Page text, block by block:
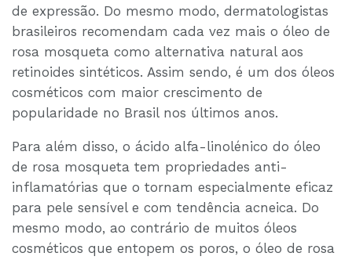
de expressão. Do mesmo modo, dermatologistas
brasileiros recomendam cada vez mais o óleo de
rosa mosqueta como alternativa natural aos
retinoides sintéticos. Assim sendo, é um dos óleos
cosméticos com maior crescimento de
popularidade no Brasil nos últimos anos.
Para além disso, o ácido alfa-linolénico do óleo
de rosa mosqueta tem propriedades anti-
inflamatórias que o tornam especialmente eficaz
para pele sensível e com tendência acneica. Do
mesmo modo, ao contrário de muitos óleos
cosméticos que entopem os poros, o óleo de rosa